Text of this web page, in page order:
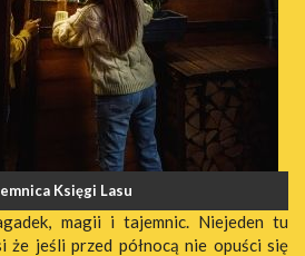
Księgi Lasu
magii i tajemnic. Niejeden tu
że jeśli przed północą nie opuści się